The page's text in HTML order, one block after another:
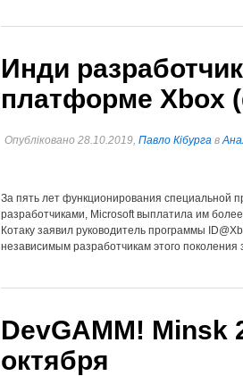
Инди
платформе Xbox
Опубліковано 28.10.2019, Павло Кібурга в
За пять лет функционирования специальной
разработчиками, Microsoft выплатила им
Котаку заявил руководитель программы
независимым разработчикам этого поколения
DevGAMM! Minsk
октября